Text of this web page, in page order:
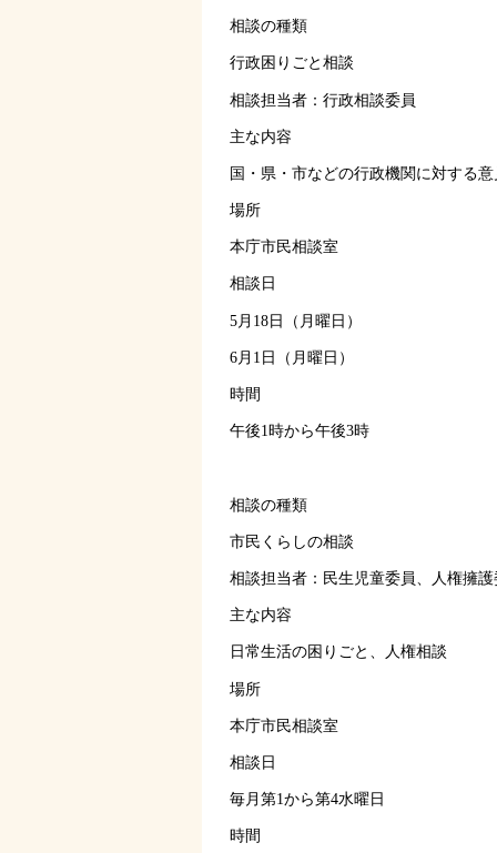
相談の種類
行政困りごと相談
相談担当者：行政相談委員
主な内容
国・県・市などの行政機関に対する
場所
本庁市民相談室
相談日
5月18日（月曜日）
6月1日（月曜日）
時間
午後1時から午後3時
相談の種類
市民くらしの相談
相談担当者：民生児童委員、人権擁護
主な内容
日常生活の困りごと、人権相談
場所
本庁市民相談室
相談日
毎月第1から第4水曜日
時間